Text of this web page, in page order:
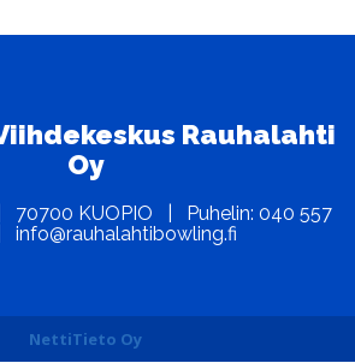
Rauhalahti
Oy
70700 KUOPIO | Puhelin: 040 557
NettiTieto Oy